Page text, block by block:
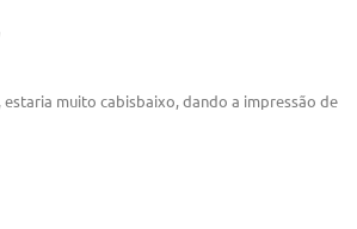
muito cabisbaixo, dando a impressão de